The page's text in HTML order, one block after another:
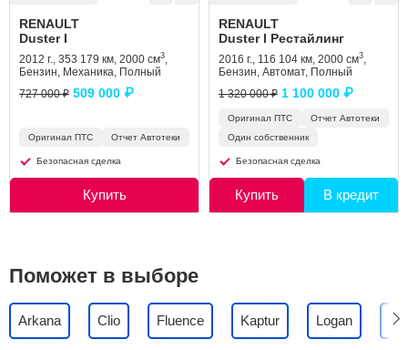
RENAULT
Duster I
2012 г., 353 179 км, 2000 см3,
Бензин, Механика, Полный
727 000 ₽ 509 000 ₽
Оригинал ПТС Отчет Автотеки
Безопасная сделка
Купить
RENAULT
Duster I Рестайлинг
2016 г., 116 104 км, 2000 см3,
Бензин, Автомат, Полный
1 320 000 ₽ 1 100 000 ₽
Оригинал ПТС
Отчет Автотеки
Один собственник
Безопасная сделка
Купить В кредит
Поможет в выборе
Arkana Clio Fluence Kaptur Logan